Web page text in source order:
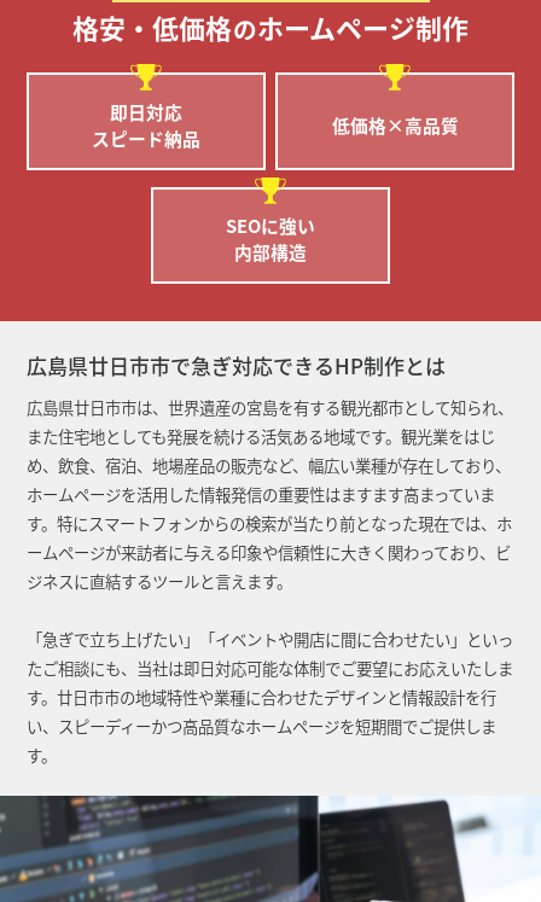
格安・低価格のホームページ制作
即日対応
スピード納品
低価格×高品質
SEOに強い
内部構造
広島県廿日市市で急ぎ対応できるHP制作とは
広島県廿日市市は、世界遺産の宮島を有する観光都市として知られ、
また住宅地としても発展を続ける活気ある地域です。観光業をはじ
め、飲食、宿泊、地場産品の販売など、幅広い業種が存在しており、
ホームページを活用した情報発信の重要性はますます高まっていま
す。特にスマートフォンからの検索が当たり前となった現在では、ホ
ームページが来訪者に与える印象や信頼性に大きく関わっており、ビ
ジネスに直結するツールと言えます。
「急ぎで立ち上げたい」「イベントや開店に間に合わせたい」といっ
たご相談にも、当社は即日対応可能な体制でご要望にお応えいたしま
す。廿日市市の地域特性や業種に合わせたデザインと情報設計を行
い、スピーディーかつ高品質なホームページを短期間でご提供しま
す。